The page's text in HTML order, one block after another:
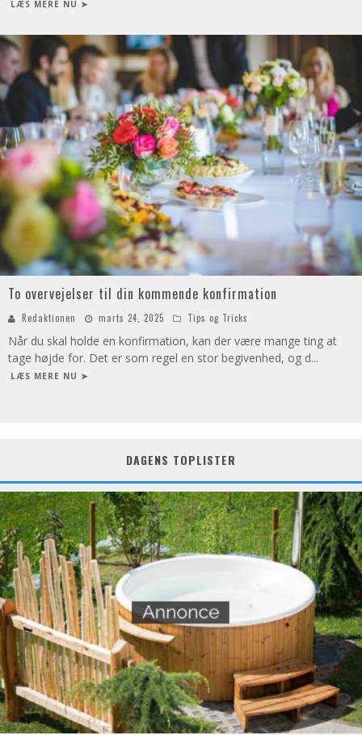
LÆS MERE NU ➤
To overvejelser til din kommende konfirmation
Redaktionen marts 24, 2025 Tips og Tricks
Når du skal holde en konfirmation, kan der være mange ting at
tage højde for. Det er som regel en stor begivenhed, og d...
LÆS MERE NU ➤
DAGENS TOPLISTER